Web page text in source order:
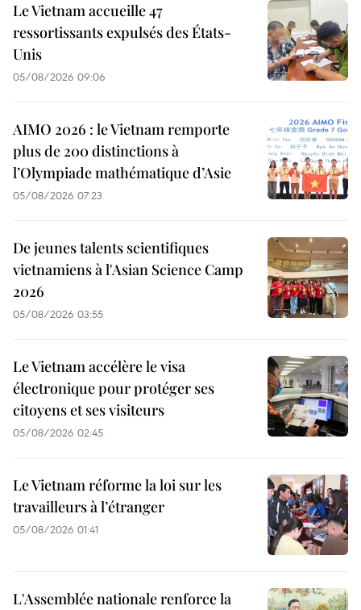
Le Vietnam accueille 47
ressortissants expulsés des États-
Unis
05/08/2026 09:06
AIMO 2026 : le Vietnam remporte
plus de 200 distinctions à
l’Olympiade mathématique d’Asie
05/08/2026 07:23
De jeunes talents scientifiques
vietnamiens à l'Asian Science Camp
2026
05/08/2026 03:55
Le Vietnam accélère le visa
électronique pour protéger ses
citoyens et ses visiteurs
05/08/2026 02:45
Le Vietnam réforme la loi sur les
travailleurs à l’étranger
05/08/2026 01:41
L'Assemblée nationale renforce la